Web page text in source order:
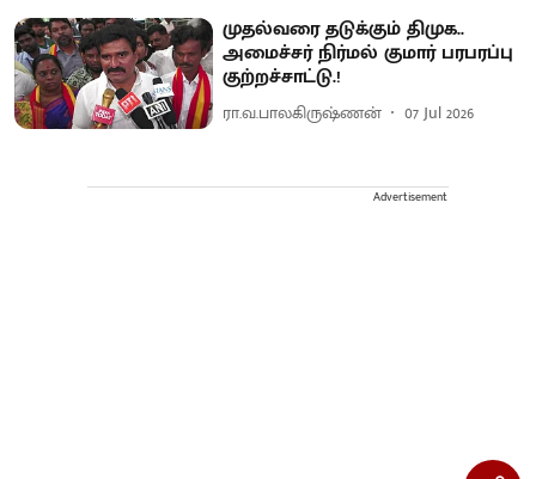
முதல்வரை தடுக்கும் திமுக..
அமைச்சர் நிர்மல் குமார் பரபரப்பு
குற்றச்சாட்டு.!
ரா.வ.பாலகிருஷ்ணன் 07 Jul 2026
Advertisement